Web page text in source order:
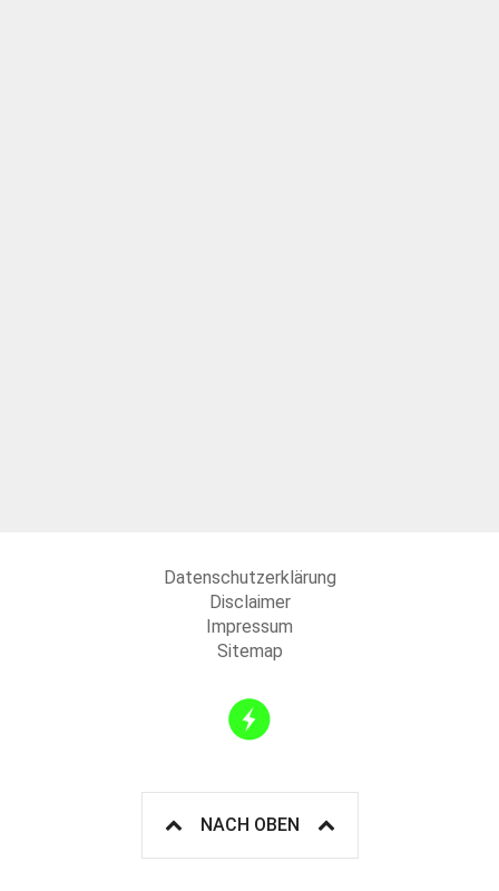
Datenschutzerklärung
Disclaimer
Impressum
Sitemap
NACH OBEN